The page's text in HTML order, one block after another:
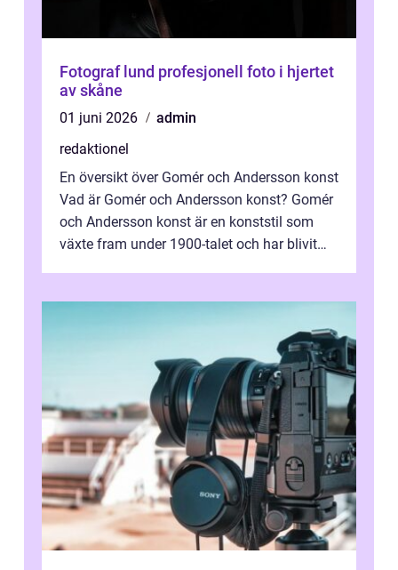
Fotograf lund profesjonell foto i hjertet
av skåne
01 juni 2026
admin
redaktionel
En översikt över Gomér och Andersson konst
Vad är Gomér och Andersson konst? Gomér
och Andersson konst är en konststil som
växte fram under 1900-talet och har blivit